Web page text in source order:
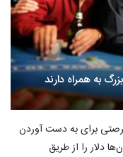
به همراه دارند
برای به دست آوردن
دلار را از طریق